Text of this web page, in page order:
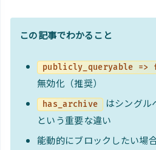
ル
この記事でわかること
publicly_queryable =>
無効化（推奨）
has_archive
はシングル
という重要な違い
能動的にブロックしたい場